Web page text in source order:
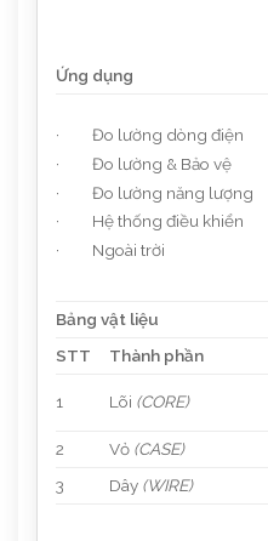
Ứng dụng
· Đo lường dòng điện
· Đo lường & Bảo vệ
· Đo lường năng lượng
· Hệ thống điều khiển
· Ngoài trời
Bảng vật liệu
STT
Thành phần
1 Lõi (CORE)
2
Vỏ (CASE)
3
Dây (WIRE)